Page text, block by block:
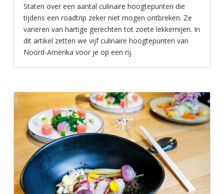
Staten over een aantal culinaire hoogtepunten die
tijdens een roadtrip zeker niet mogen ontbreken. Ze
variëren van hartige gerechten tot zoete lekkernijen. In
dit artikel zetten we vijf culinaire hoogtepunten van
Noord-Amerika voor je op een rij.